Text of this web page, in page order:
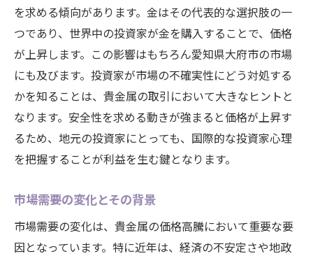
を求める傾向があります。金はその代表的な選択肢の一
つであり、世界中の投資家が金を購入することで、価格
が上昇します。この影響はもちろん愛知県大府市の市場
にも及びます。投資家が市場の不確実性にどう対処する
かを知ることは、貴金属の取引において大きなヒントと
なります。安全性を求める動きが強まると価格が上昇す
るため、地元の投資家にとっても、国際的な投資家心理
を把握することが利益を生む鍵となります。
市場需要の変化とその背景
市場需要の変化は、貴金属の価格高騰において重要な要
因となっています。特に近年は、経済の不安定さや地政